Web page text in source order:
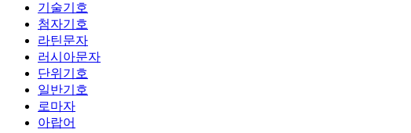
기술기호
첨자기호
라틴문자
러시아문자
단위기호
일반기호
로마자
아랍어